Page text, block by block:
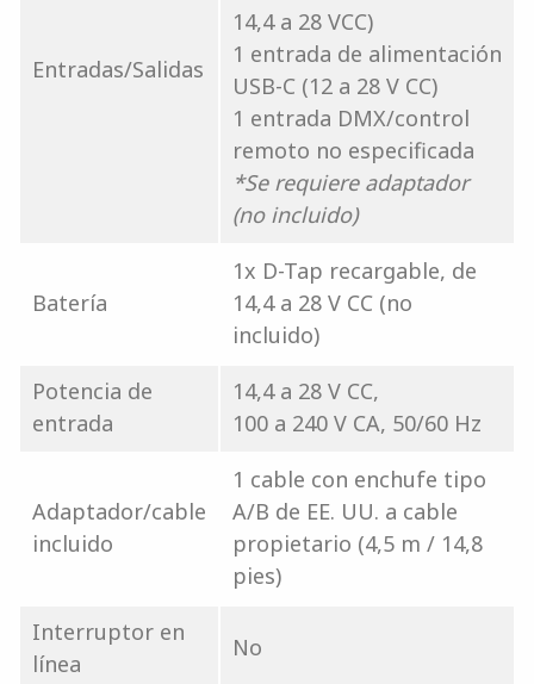
Entradas/Salidas
14,4 a 28 VCC)
1 entrada de alimentación
USB-C (12 a 28 V CC)
1 entrada DMX/control
remoto no especificada
*Se requiere adaptador
(no incluido)
Batería
1x D-Tap recargable, de
14,4 a 28 V CC (no
incluido)
Potencia de
entrada
14,4 a 28 V CC,
100 a 240 V CA, 50/60 Hz
Adaptador/cable
incluido
1 cable con enchufe tipo
A/B de EE. UU. a cable
propietario (4,5 m / 14,8
pies)
Interruptor en
línea
No